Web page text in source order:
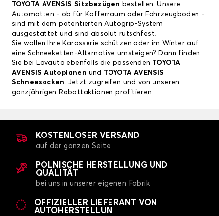
TOYOTA AVENSIS Sitzbezügen bestellen. Unsere
Automatten - ob für Kofferraum oder Fahrzeugboden -
sind mit dem patentierten Autogrip-System
ausgestattet und sind absolut rutschfest.
Sie wollen Ihre Karosserie schützen oder im Winter auf
eine Schneeketten-Alternative umsteigen? Dann finden
Sie bei Lovauto ebenfalls die passenden TOYOTA
AVENSIS Autoplanen und TOYOTA AVENSIS
Schneesocken . Jetzt zugreifen und von unseren
ganzjährigen Rabattaktionen profitieren!
KOSTENLOSER VERSAND
auf der ganzen Seite
POLNISCHE HERSTELLUNG UND
QUALITÄT
bei uns in unserer eigenen Fabrik
OFFIZIELLER LIEFERANT VON
AUTOHERSTELLUN